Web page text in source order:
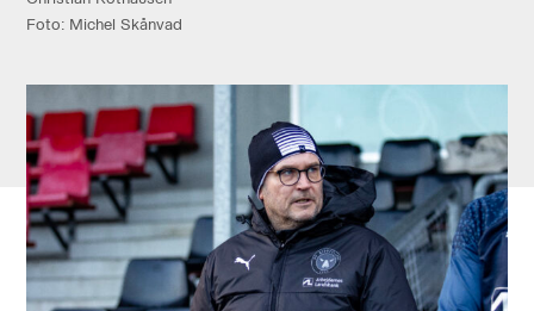
Foto: Michel Skånvad